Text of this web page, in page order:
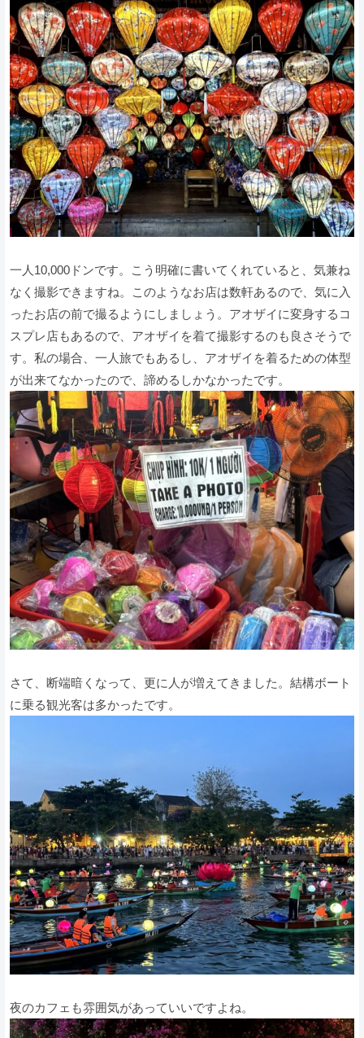
一人10,000ドンです。こう明確に書いてくれていると、気兼ね
なく撮影できますね。このようなお店は数軒あるので、気に入
ったお店の前で撮るようにしましょう。アオザイに変身するコ
スプレ店もあるので、アオザイを着て撮影するのも良さそうで
す。私の場合、一人旅でもあるし、アオザイを着るための体型
が出来てなかったので、諦めるしかなかったです。
さて、断端暗くなって、更に人が増えてきました。結構ボート
に乗る観光客は多かったです。
夜のカフェも雰囲気があっていいですよね。